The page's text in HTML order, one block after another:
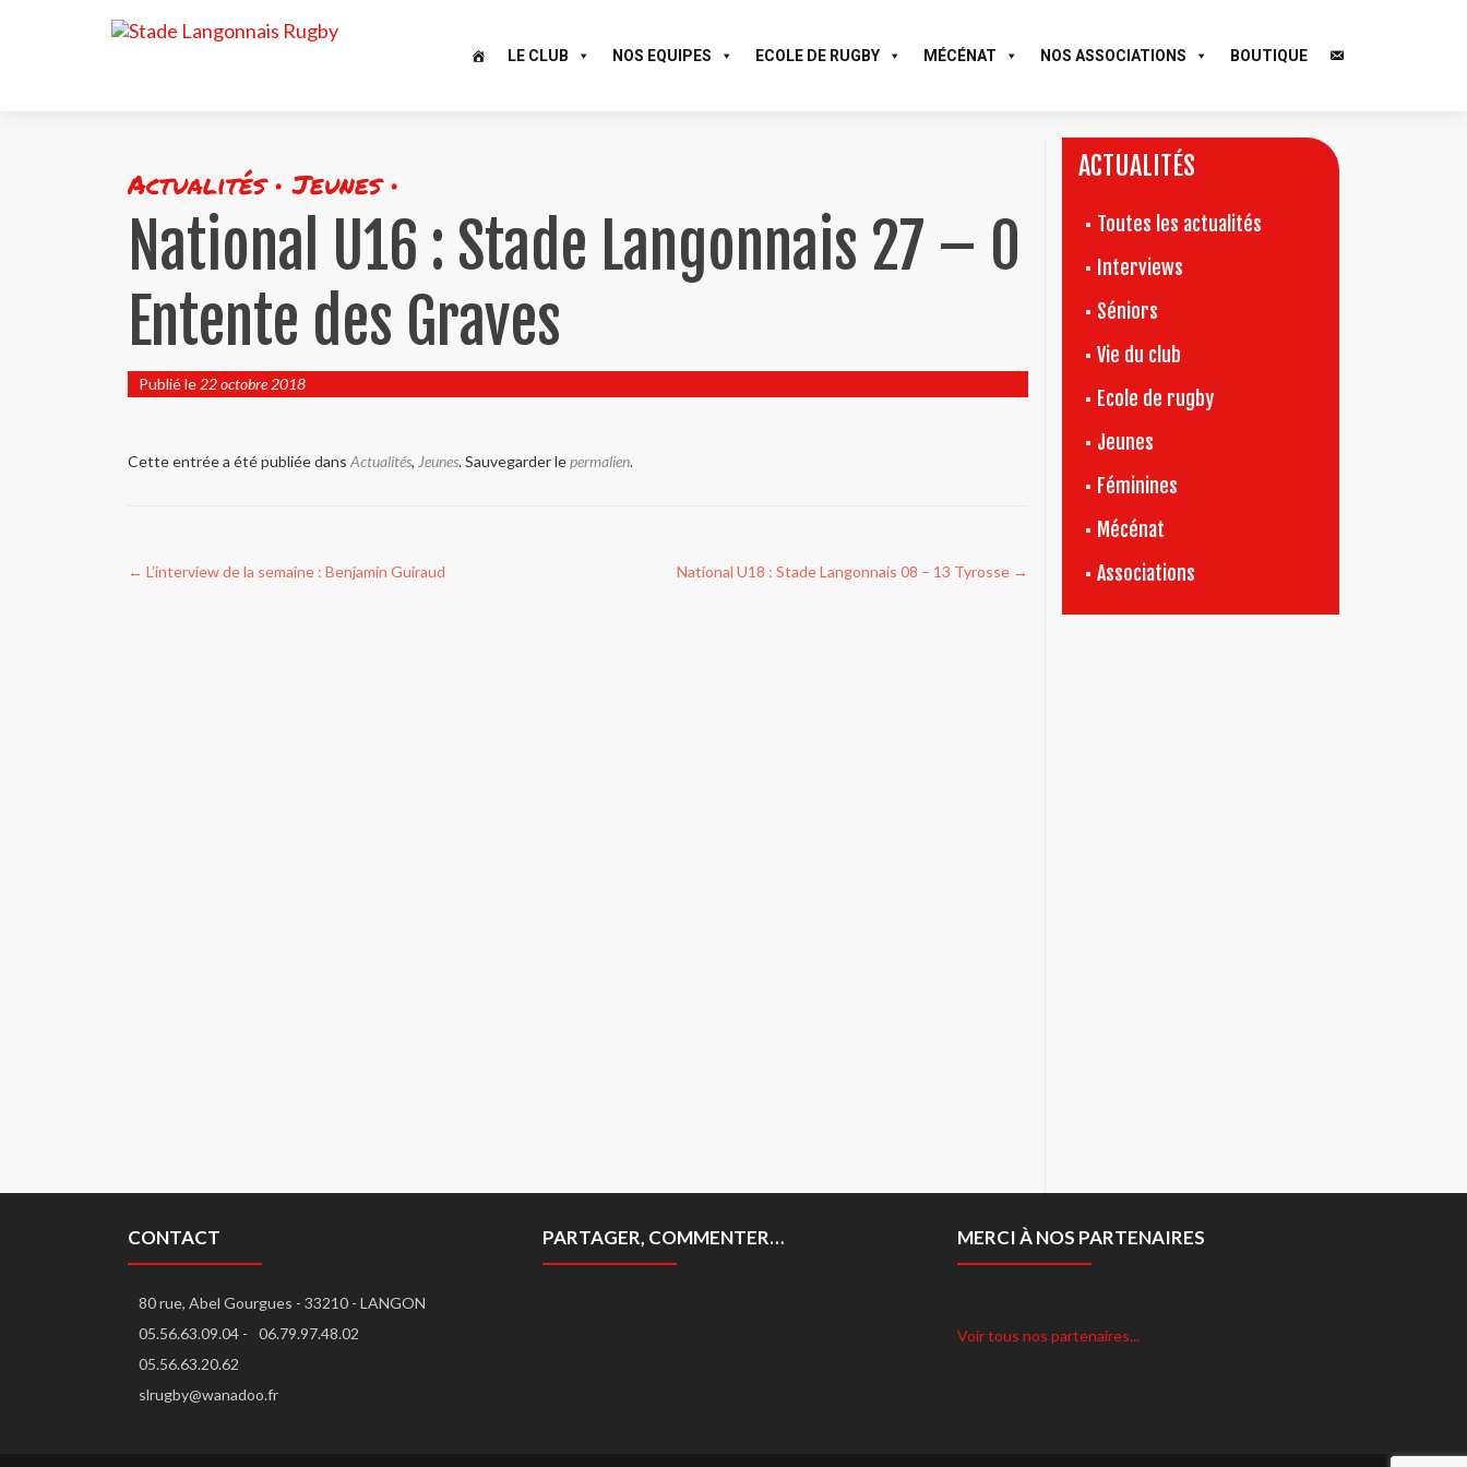
LE CLUB NOS EQUIPES ECOLE DE RUGBY MÉCÉNAT NOS ASSOCIATIONS BOUTIQUE
Actualités • Jeunes •
National U16 : Stade Langonnais 27 – 0
Entente des Graves
Publié le 22 octobre 2018
Cette entrée a été publiée dans Actualités, Jeunes. Sauvegarder lepermalien.
← L’interview de la semaine : Benjamin Guiraud National U18 : Stade Langonnais 08 – 13 Tyrosse →
ACTUALITÉS
Toutes les actualités
Interviews
Séniors
Vie du club
Ecole de rugby
Jeunes
Féminines
Mécénat
Associations
CONTACT
80 rue, Abel Gourgues - 33210 - LANGON
05.56.63.09.04 -
06.79.97.48.02
05.56.63.20.62
slrugby@wanadoo.fr
PARTAGER, COMMENTER… MERCI À NOS PARTENAIRES
Voir tous nos partenaires...